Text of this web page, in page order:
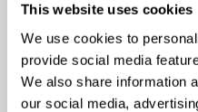
This website uses cookies
We use cookies to
provide social media
We also share information
our social media,